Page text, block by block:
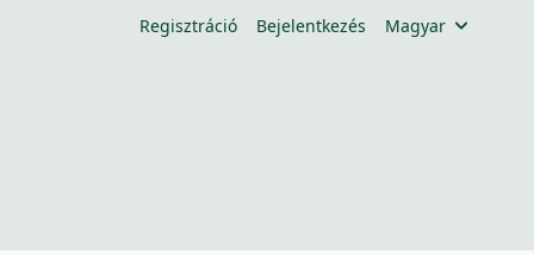
Regisztráció Bejelentkezés Magyar